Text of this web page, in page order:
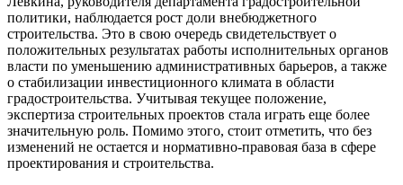
политики, наблюдается рост доли внебюджетного
строительства. Это в свою очередь свидетельствует о
положительных результатах работы исполнительных органов
власти по уменьшению административных барьеров, а также
о стабилизации инвестиционного климата в области
градостроительства. Учитывая текущее положение,
экспертиза строительных проектов стала играть еще более
значительную роль. Помимо этого, стоит отметить, что без
изменений не остается и нормативно-правовая база в сфере
проектирования и строительства.